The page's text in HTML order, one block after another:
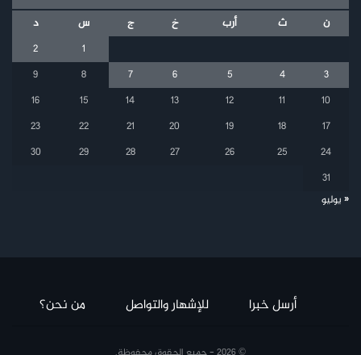
ن ث أرب خ ج س
د
1
2
3
4
5
6
7
8
9
10
11
12
13
14
15
16
17
18
19
20
21
22
23
24
25
26
27
28
29
30
31
« يوليو
أرسل خبرا للإشهار والتواصل من نحن؟